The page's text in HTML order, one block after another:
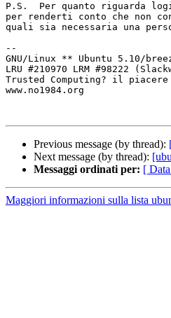
P.S.  Per quanto riguarda
per renderti conto che non
quali sia necessaria una
--
GNU/Linux ** Ubuntu 5.10/
LRU #210970 LRM #98222
Trusted Computing? il
www.no1984.org
Previous message (by thread):
Next message (by thread):
Messaggi ordinati per: [
Maggiori informazioni sulla lista